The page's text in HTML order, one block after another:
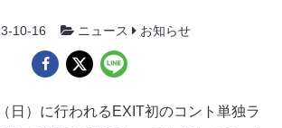
10-16 ニュース お知らせ
日）に行われるEXIT初のコント単独ラ